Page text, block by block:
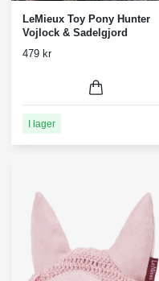
LeMieux Toy Pony Hunter
Vojlock & Sadelgjord
479 kr
I lager